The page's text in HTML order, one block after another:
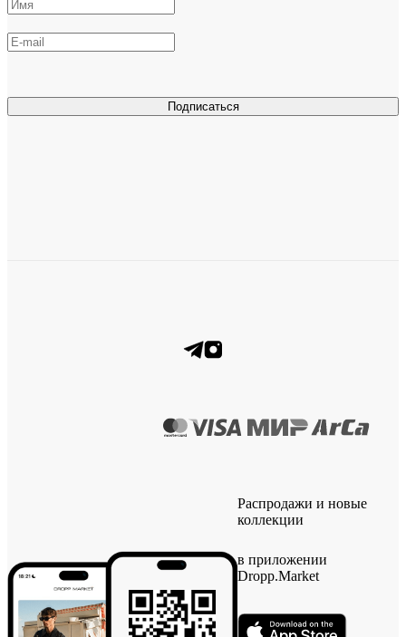
Подписаться
Распродажи и новые
коллекции
в приложении
Dropp.Market